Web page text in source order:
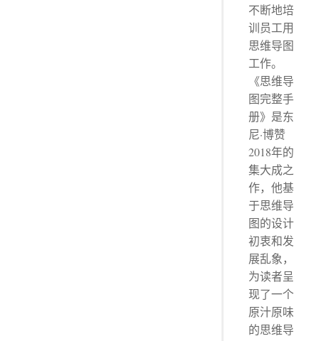
不断地培
训员工用
思维导图
工作。
《思维导
图完整手
册》是东
尼·博赞
2018年的
集大成之
作，他基
于思维导
图的设计
初衷和发
展乱象，
为读者呈
现了一个
原汁原味
的思维导